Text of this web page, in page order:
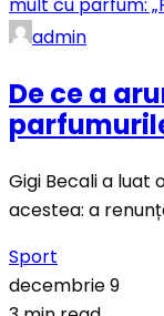
admin
De ce a
Gigi Becali a luat
acestea: a
Sport
decembrie 9